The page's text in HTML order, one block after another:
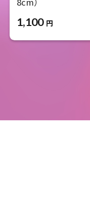
1,100 円